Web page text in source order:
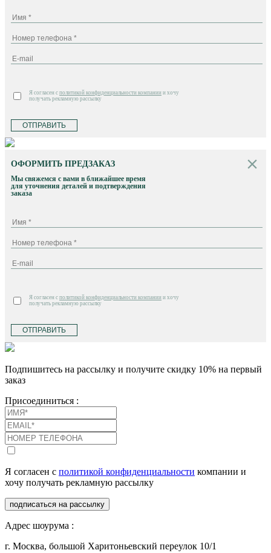
Я согласен с политикой конфиденциальности компании и хочу
получать рекламную рассылку
ОТПРАВИТЬ
ОФОРМИТЬ ПРЕДЗАКАЗ
Мы свяжемся с вами в ближайшее время
для уточнения деталей и подтверждения
заказа
Я согласен с политикой конфиденциальности компании и хочу
получать рекламную рассылку
ОТПРАВИТЬ
Подпишитесь на рассылку и получите скидку 10% на первый
заказ
Присоединиться :
Я согласен с политикой конфиденциальности компании и
хочу получать рекламную рассылку
подписаться на рассылку
Адрес шоурума :
г. Москва, большой Харитоньевский переулок 10/1